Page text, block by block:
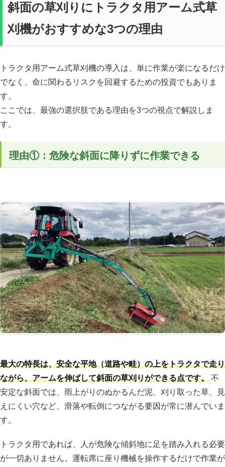
斜面の草刈りにトラクタ用アーム式草
刈機がおすすめな3つの理由
トラクタ用アーム式草刈機の導入は、単に作業が楽になるだけ
でなく、命に関わるリスクを回避するための投資でもありま
す。
ここでは、最強の選択肢である理由を3つの視点で解説しま
す。
理由①：危険な斜面に降りずに作業できる
最大の特長は、安全な平地（道路や畦）の上をトラクタで走り
ながら、アームを伸ばして斜面の草刈りができる点です。 不
安定な斜面では、雨上がりのぬかるんだ泥、刈り取った草、見
えにくい穴など、滑落や転倒につながる要因が常に潜んでいま
す。
トラクタ用であれば、人が危険な傾斜地に足を踏み入れる必要
が一切ありません。運転席に座り機械を操作するだけで作業が